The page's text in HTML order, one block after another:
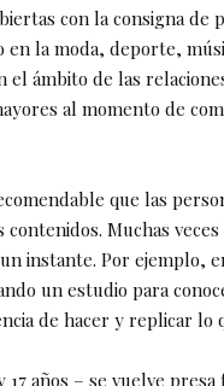
con la consigna de
la moda, deporte,
ámbito de las
al momento de
que las
Muchas
instante. Por ejemplo,
un estudio para
de hacer y replicar lo
17 años – se vuelve